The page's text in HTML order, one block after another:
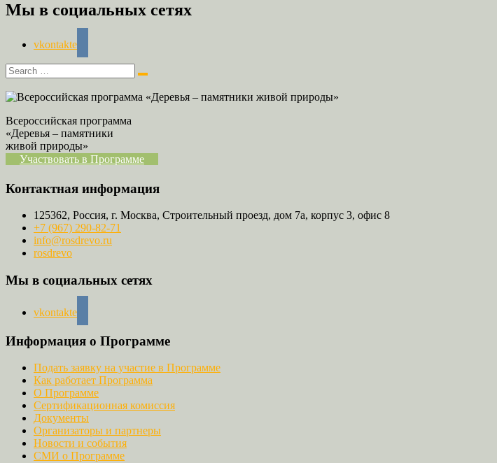
Мы в социальных сетях
vkontakte
Всероссийская программа
«Деревья – памятники
живой природы»
Участвовать в Программе
Контактная информация
125362, Россия, г. Москва, Строительный проезд, дом 7а, корпус 3, офис 8
+7 (967) 290-82-71
info@rosdrevo.ru
rosdrevo
Мы в социальных сетях
vkontakte
Информация о Программе
Подать заявку на участие в Программе
Как работает Программа
О Программе
Сертификационная комиссия
Документы
Организаторы и партнеры
Новости и события
СМИ о Программе